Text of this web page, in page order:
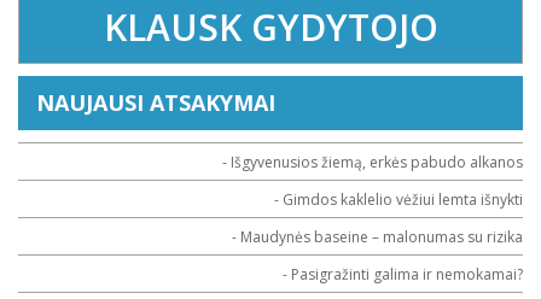
KLAUSK GYDYTOJO
NAUJAUSI ATSAKYMAI
- Išgyvenusios žiemą, erkės pabudo alkanos
- Gimdos kaklelio vėžiui lemta išnykti
- Maudynės baseine – malonumas su rizika
- Pasigražinti galima ir nemokamai?